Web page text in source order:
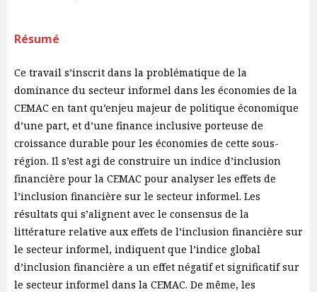
Résumé
Ce travail s’inscrit dans la problématique de la
dominance du secteur informel dans les économies de la
CEMAC en tant qu’enjeu majeur de politique économique
d’une part, et d’une finance inclusive porteuse de
croissance durable pour les économies de cette sous-
région. Il s’est agi de construire un indice d’inclusion
financière pour la CEMAC pour analyser les effets de
l’inclusion financière sur le secteur informel. Les
résultats qui s’alignent avec le consensus de la
littérature relative aux effets de l’inclusion financière sur
le secteur informel, indiquent que l’indice global
d’inclusion financière a un effet négatif et significatif sur
le secteur informel dans la CEMAC. De même, les